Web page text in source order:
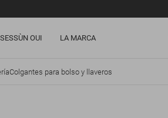
SESSÙN OUI LA MARCA
Colgantes para bolso y llaveros